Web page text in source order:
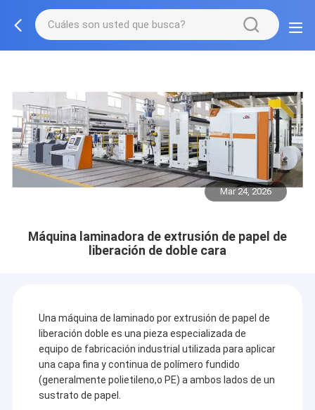
Mar 24, 2026
Máquina laminadora de extrusión de papel de
liberación de doble cara
Una máquina de laminado por extrusión de papel de
liberación doble es una pieza especializada de
equipo de fabricación industrial utilizada para aplicar
una capa fina y continua de polímero fundido
(generalmente polietileno,o PE) a ambos lados de un
sustrato de papel.